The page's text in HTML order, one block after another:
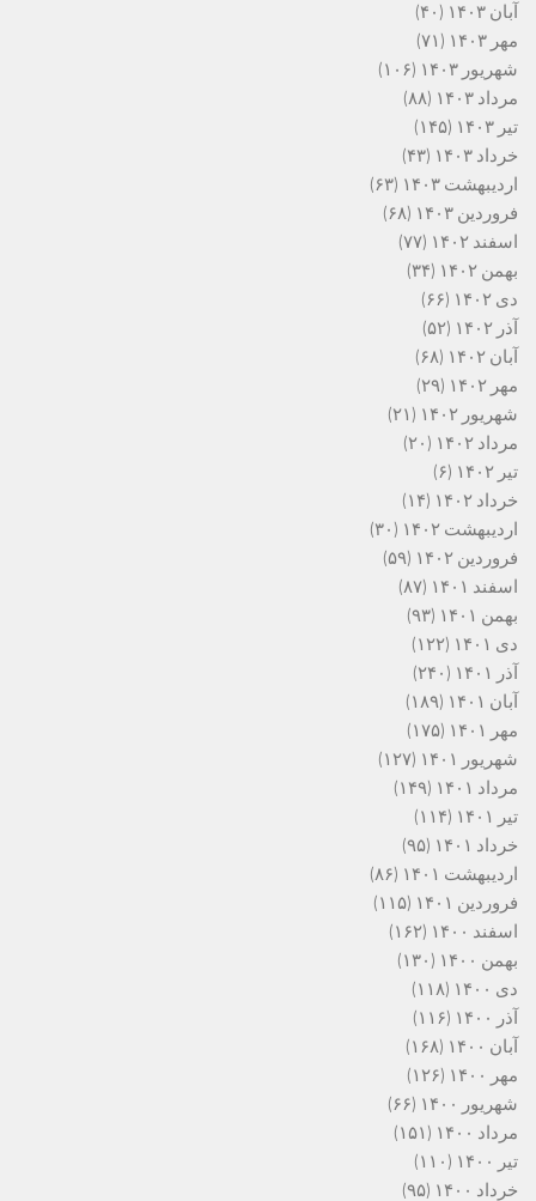
آبان ۱۴۰۳
(۴۰)
مهر ۱۴۰۳
(۷۱)
شهریور ۱۴۰۳
(۱۰۶)
مرداد ۱۴۰۳
(۸۸)
تیر ۱۴۰۳
(۱۴۵)
خرداد ۱۴۰۳
(۴۳)
اردیبهشت ۱۴۰۳
(۶۳)
فروردین ۱۴۰۳
(۶۸)
اسفند ۱۴۰۲
(۷۷)
بهمن ۱۴۰۲
(۳۴)
دی ۱۴۰۲
(۶۶)
آذر ۱۴۰۲
(۵۲)
آبان ۱۴۰۲
(۶۸)
مهر ۱۴۰۲
(۲۹)
شهریور ۱۴۰۲
(۲۱)
مرداد ۱۴۰۲
(۲۰)
تیر ۱۴۰۲
(۶)
خرداد ۱۴۰۲
(۱۴)
اردیبهشت ۱۴۰۲
(۳۰)
فروردین ۱۴۰۲
(۵۹)
اسفند ۱۴۰۱
(۸۷)
بهمن ۱۴۰۱
(۹۳)
دی ۱۴۰۱
(۱۲۲)
آذر ۱۴۰۱
(۲۴۰)
آبان ۱۴۰۱
(۱۸۹)
مهر ۱۴۰۱
(۱۷۵)
شهریور ۱۴۰۱
(۱۲۷)
مرداد ۱۴۰۱
(۱۴۹)
تیر ۱۴۰۱
(۱۱۴)
خرداد ۱۴۰۱
(۹۵)
اردیبهشت ۱۴۰۱
(۸۶)
فروردین ۱۴۰۱
(۱۱۵)
اسفند ۱۴۰۰
(۱۶۲)
بهمن ۱۴۰۰
(۱۳۰)
دی ۱۴۰۰
(۱۱۸)
آذر ۱۴۰۰
(۱۱۶)
آبان ۱۴۰۰
(۱۶۸)
مهر ۱۴۰۰
(۱۲۶)
شهریور ۱۴۰۰
(۶۶)
مرداد ۱۴۰۰
(۱۵۱)
تیر ۱۴۰۰
(۱۱۰)
خرداد ۱۴۰۰
(۹۵)